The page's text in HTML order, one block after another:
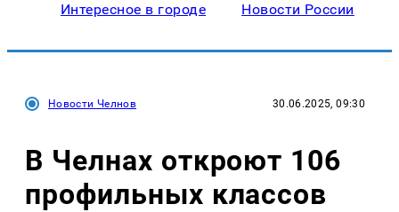
Интересное в городе Новости России
Новости Челнов 30.06.2025, 09:30
В Челнах откроют 106
профильных классов